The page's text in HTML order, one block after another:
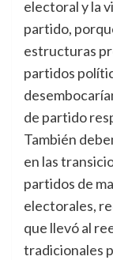
electoral y la
partido,
estructuras
partidos
de partido
También
en las
partidos de
electorales,
que llevó al
tradicionales